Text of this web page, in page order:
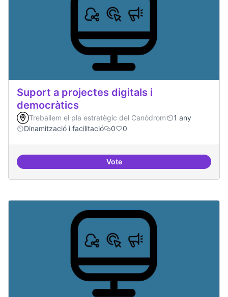
Suport a projectes digitals i
democràtics
Treballem el pla estratègic del Canòdrom
1 any
Dinamització i facilitació
0 0
VoteSuport a projectes digitals i